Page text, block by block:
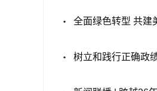
全面绿色转型 共建
树立和践行正确政